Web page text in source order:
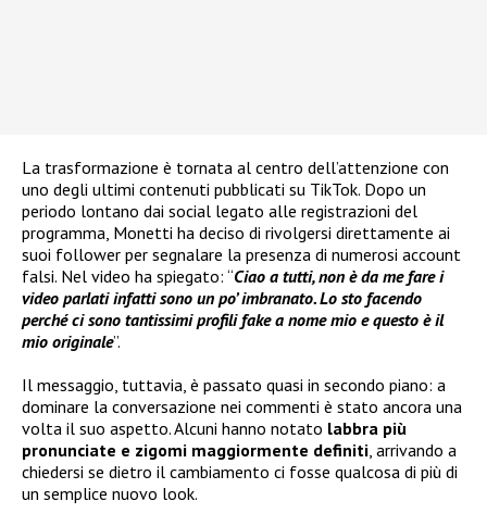
La trasformazione è tornata al centro dell’attenzione con
uno degli ultimi contenuti pubblicati su TikTok. Dopo un
periodo lontano dai social legato alle registrazioni del
programma, Monetti ha deciso di rivolgersi direttamente ai
suoi follower per segnalare la presenza di numerosi account
falsi. Nel video ha spiegato: “Ciao a tutti, non è da me fare i
video parlati infatti sono un po’ imbranato. Lo sto facendo
perché ci sono tantissimi profili fake a nome mio e questo è il
mio originale”.
Il messaggio, tuttavia, è passato quasi in secondo piano: a
dominare la conversazione nei commenti è stato ancora una
volta il suo aspetto. Alcuni hanno notato labbra più
pronunciate e zigomi maggiormente definiti , arrivando a
chiedersi se dietro il cambiamento ci fosse qualcosa di più di
un semplice nuovo look.